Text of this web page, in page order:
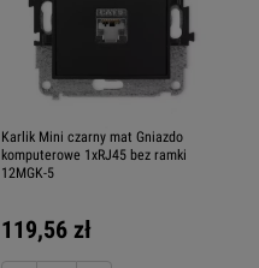
Karlik Mini czarny mat Gniazdo
komputerowe 1xRJ45 bez ramki
12MGK-5
119,56 zł